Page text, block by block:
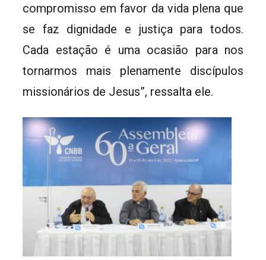
compromisso em favor da vida plena que
se faz dignidade e justiça para todos.
Cada estação é uma ocasião para nos
tornarmos mais plenamente discípulos
missionários de Jesus”, ressalta ele.